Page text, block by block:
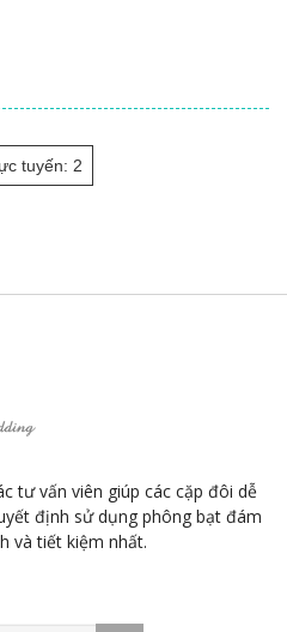
tuyến: 2
tư vấn viên giúp các cặp đôi dễ
định sử dụng phông bạt đám
và tiết kiệm nhất.